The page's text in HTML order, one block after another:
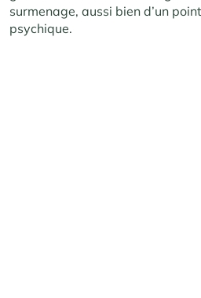
surmenage, aussi bien d’un
psychique.